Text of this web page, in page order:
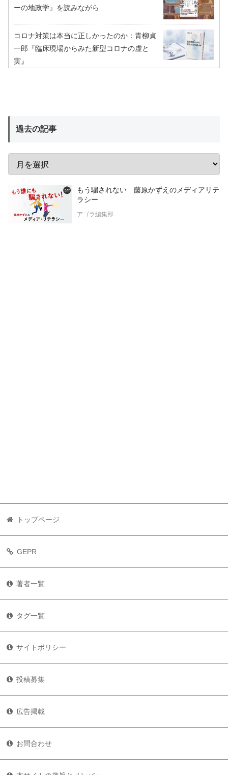
ーの地政学』を読みながら
コロナ対策は本当に正しかったのか：青柳貞
一郎『臨床現場からみた新型コロナの虚と
実』
過去の記事
もう騙されない 藤原かずえのメディアリテ
ラシー
アゴラ編集部
トップページ
GEPR
著者一覧
タグ一覧
サイトポリシー
投稿募集
広告掲載
お問合わせ